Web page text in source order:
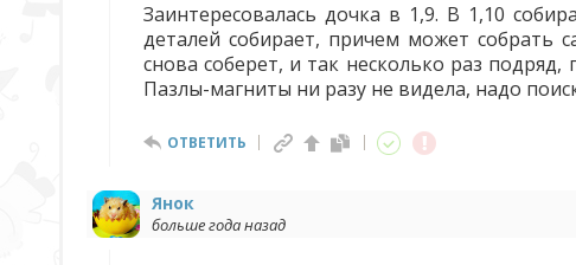
Заинтересовалась дочка в 1,9. В 1,10
деталей собирает, причем может собрать
снова соберет, и так несколько раз
Пазлы-магниты ни разу не видела, надо
ОТВЕТИТЬ
Янок
больше года назад